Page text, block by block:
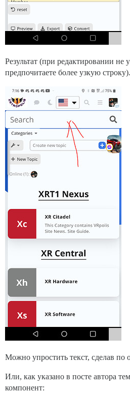
Результат (при редактировании не
предпочитаете более узкую строку).
Можно упростить текст, сделав по
Или, как указано в посте автора
компонент: